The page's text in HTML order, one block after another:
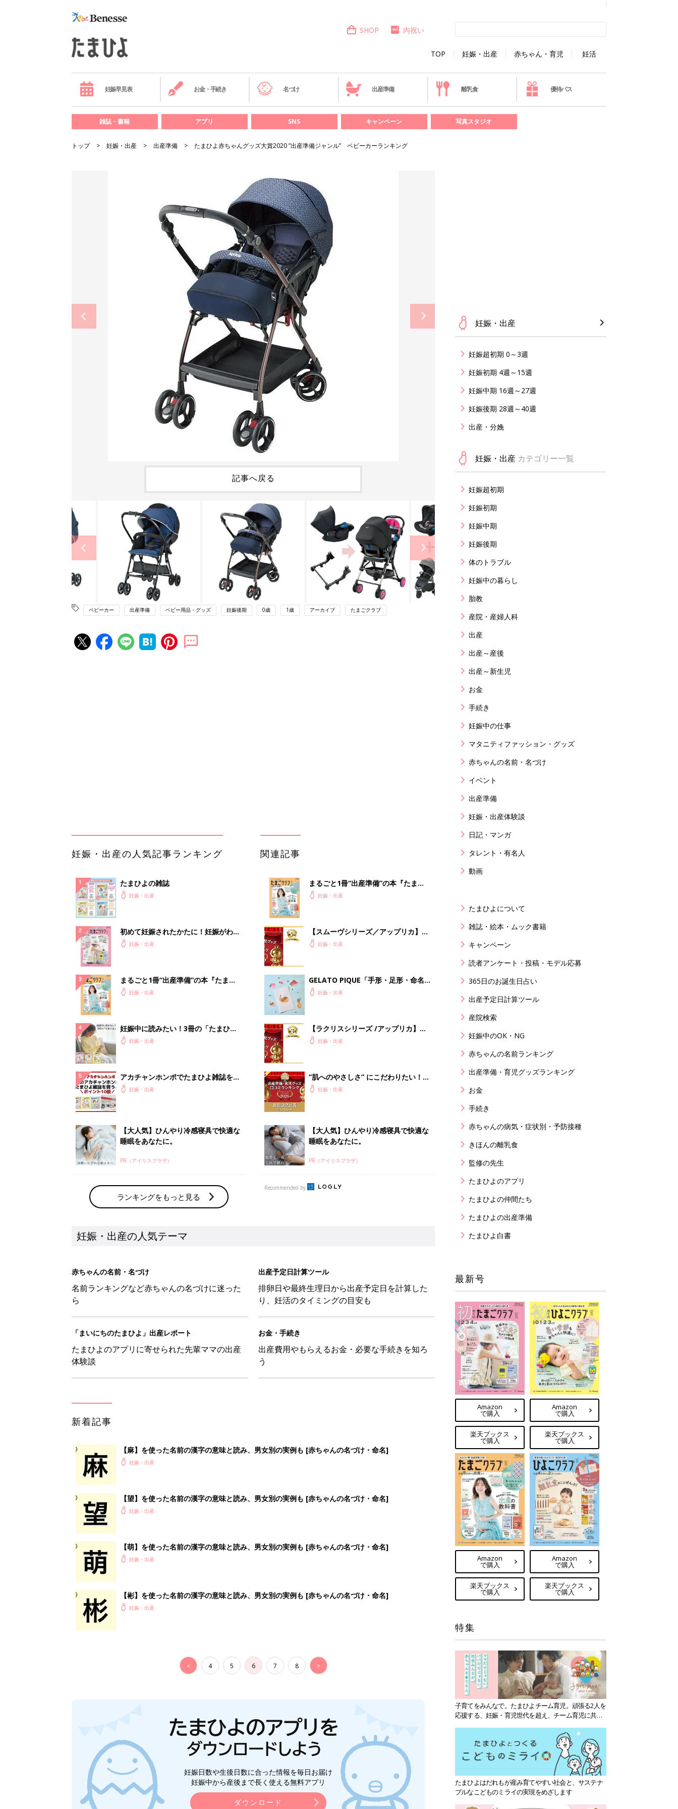
TOP 妊娠・出産 赤ちゃん・育児 妊活
SHOP 内祝い
妊娠早見表 お金・手続き 名づけ 出産準備 離乳食 優待パス
雑誌・書籍 アプリ SNS キャンペーン 写真スタジオ
トップ 妊娠・出産 出産準備 たまひよ赤ちゃんグッズ大賞2020 ”出産準備ジャンル” ベビーカーランキング
記事へ戻る
ベビーカー 出産準備 ベビー用品・グッズ 妊娠後期 0歳 1歳 アーカイブ たまごクラブ
夫婦で予習する 出産の教科書
妊娠中に読みたい！3冊の「たまひ
睡眠をあなたに。
PR（アイリスプラザ）
ランキングをもっと見る
験談）
【たまひよ 赤ちゃんグッズ大賞
2026】
PR（アイリスプラザ）
妊娠・出産の人気テーマ
赤ちゃんの名前・名づけ
ら
出産予定日計算ツール
り、妊活のタイミングの目安も
「まいにちのたまひよ」出産レポート
たまひよのアプリに寄せられた先輩ママの出産
体験談
お金・手続き
出産費用やもらえるお金・必要な手続きを知ろ
【麻】を使った名前の漢字の意味と読み、男女別の実例も [赤ちゃんの名づけ・命名]
【望】を使った名前の漢字の意味と読み、男女別の実例も [赤ちゃんの名づけ・命名]
妊娠・出産
【萌】を使った名前の漢字の意味と読み、男女別の実例も [赤ちゃんの名づけ・命名]
< 4 5 6 7 8 >
妊娠・出産
妊娠超初期 0～3週
妊娠初期 4週～15週
妊娠中期 16週～27週
妊娠後期 28週～40週
出産・分娩
妊娠・出産 カテゴリー一覧
妊娠超初期
妊娠初期
妊娠中期
妊娠後期
体のトラブル
妊娠中の暮らし
胎教
産院・産婦人科
出産
出産～産後
出産～新生児
お金
手続き
妊娠中の仕事
マタニティファッション・グッズ
赤ちゃんの名前・名づけ
イベント
出産準備
妊娠・出産体験談
日記・マンガ
タレント・有名人
動画
たまひよについて
雑誌・絵本・ムック書籍
キャンペーン
読者アンケート・投稿・モデル応募
365日のお誕生日占い
出産予定日計算ツール
産院検索
妊娠中のOK・NG
赤ちゃんの名前ランキング
出産準備・育児グッズランキング
お金
手続き
赤ちゃんの病気・症状別・予防接種
きほんの離乳食
監修の先生
たまひよのアプリ
たまひよの仲間たち
たまひよの出産準備
たまひよ白書
最新号
Amazon
で購入
楽天ブックス
で購入
Amazon
で購入
楽天ブックス
で購入
Amazon
で購入
楽天ブックス
で購入
Amazon
で購入
楽天ブックス
で購入
特集
子育てをみんなで。たまひよチーム育児。頑張る2人を
応援する、妊娠・育児世代を超え、チーム育児に共感
たまひよはだれもが産み育てやすい社会と、サステナ
ブルなこどものミライの実現をめざします